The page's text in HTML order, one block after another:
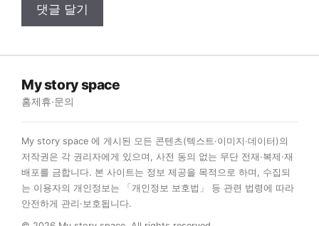
My story space
홈제휴·문의
My story space 에 게시된 모든 콘텐츠(텍스트·이미지·데이터)의
저작권은 각 권리자에게 있으며, 사전 동의 없는 무단 전재·복제·재
배포를 금합니다. 본 사이트는 정보 제공을 목적으로 하며, 수집되
는 이용자의 개인정보는 「개인정보 보호법」 등 관련 법령에 따라
안전하게 관리·보호됩니다.